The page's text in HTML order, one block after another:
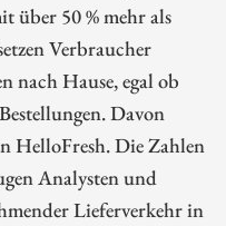
über 50 % mehr als
Verbraucher
nach Hause, egal ob
Davon
HelloFresh. Die Zahlen
Analysten und
Lieferverkehr in